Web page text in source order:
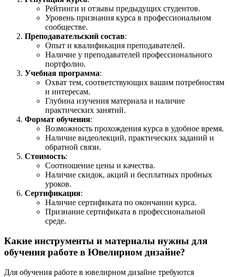
Рейтинги и отзывы предыдущих студентов.
Уровень признания курса в профессиональном
сообществе.
Преподавательский состав:
Опыт и квалификация преподавателей.
Наличие у преподавателей профессионального
портфолио.
Учебная программа:
Охват тем, соответствующих вашим потребностям
и интересам.
Глубина изучения материала и наличие
практических занятий.
Формат обучения:
Возможность прохождения курса в удобное время.
Наличие видеолекций, практических заданий и
обратной связи.
Стоимость:
Соотношение цены и качества.
Наличие скидок, акций и бесплатных пробных
уроков.
Сертификация:
Наличие сертификата по окончании курса.
Признание сертификата в профессиональной
среде.
Какие инструменты и материалы нужны для
обучения работе в Ювелирном дизайне?
Для обучения работе в ювелирном дизайне требуются